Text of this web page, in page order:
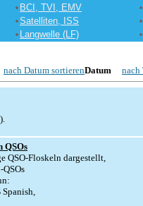
BCI, TVI, EMV
Satelliten, ISS
Langwelle (LF)
nach Datum sortierenDatum nach
QSOs
QSO-Floskeln dargestellt,
Spanish,